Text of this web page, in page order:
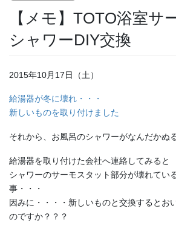
【メモ】TOTO浴室サ
シャワーDIY交換
2015年10月17日（土）
給湯器が冬に壊れ・・・
新しいものを取り付けました
それから、お風呂のシャワーがなんだかぬ
給湯器を取り付けた会社へ連絡してみると
シャワーのサーモスタット部分が壊れてい
事・・・
因みに・・・・新しいものと交換するとお
のですか？？？